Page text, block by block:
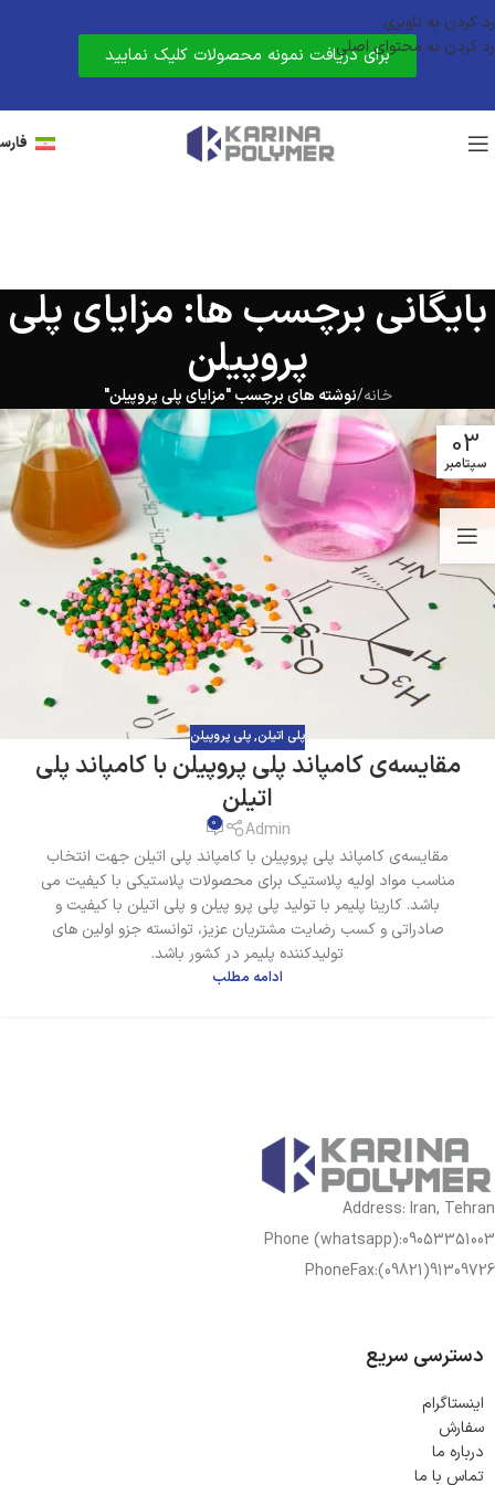
رد کردن به ناوبری
رد کردن به محتوای اصلیبرای دریافت نمونه محصولات کلیک نمایید
بایگانی برچسب ها: مزایای پلی
پروپیلن
خانه/نوشته های برچسب "مزایای پلی پروپیلن"
03
سپتامبر
پلی اتیلن,پلی پروپیلن
مقایسه‌ی کامپاند پلی پروپیلن با کامپاند پلی
اتیلن
Admin
0
مقایسه‌ی کامپاند پلی پروپیلن با کامپاند پلی اتیلن جهت انتخاب
مناسب مواد اولیه پلاستیک برای محصولات پلاستیکی با کیفیت می
باشد. کارینا پلیمر با تولید پلی پرو پیلن و پلی اتیلن با کیفیت و
صادراتی و کسب رضایت مشتریان عزیز، توانسته جزو اولین های
تولیدکننده پلیمر در کشور باشد.
ادامه مطلب
Address: Iran, Tehran
Phone (whatsapp):09053351003
PhoneFax:(09821)91309726
دسترسی سریع
اینستاگرام
سفارش
درباره ما
تماس با ما